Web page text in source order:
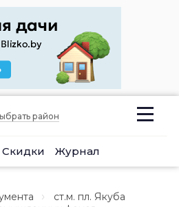
район
Скидки Журнал
ст.м. пл. Якуба